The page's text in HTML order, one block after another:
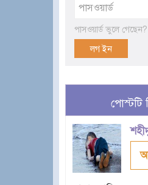
পাসওয়ার্ড ভুলে গেছেন?
পোস্টটি